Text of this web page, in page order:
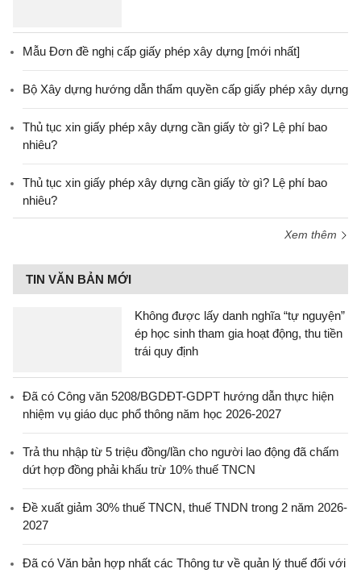
Mẫu Đơn đề nghị cấp giấy phép xây dựng [mới nhất]
Bộ Xây dựng hướng dẫn thẩm quyền cấp giấy phép xây dựng
Thủ tục xin giấy phép xây dựng cần giấy tờ gì? Lệ phí bao
nhiêu?
Thủ tục xin giấy phép xây dựng cần giấy tờ gì? Lệ phí bao
nhiêu?
Xem thêm
TIN VĂN BẢN MỚI
Không được lấy danh nghĩa “tự nguyện”
ép học sinh tham gia hoạt động, thu tiền
trái quy định
Đã có Công văn 5208/BGDĐT-GDPT hướng dẫn thực hiện
nhiệm vụ giáo dục phổ thông năm học 2026-2027
Trả thu nhập từ 5 triệu đồng/lần cho người lao động đã chấm
dứt hợp đồng phải khấu trừ 10% thuế TNCN
Đề xuất giảm 30% thuế TNCN, thuế TNDN trong 2 năm 2026-
2027
Đã có Văn bản hợp nhất các Thông tư về quản lý thuế đối với